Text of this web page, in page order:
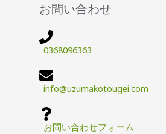
お問い合わせ
0368096363
info@uzumakotougei.com
お問い合わせフォーム